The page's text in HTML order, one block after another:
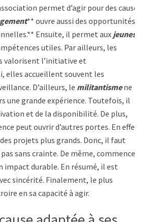
permet d’agir pour des causes
** ouvre aussi des opportunités
Ensuite, il permet aux jeunes
utiles. Par ailleurs, les
valorisent l’initiative et
elles accueillent souvent les
D’ailleurs, le militantismene
une grande expérience. Toutefois, il
et de la disponibilité. De plus,
peut ouvrir d’autres portes. En effet,
projets plus grands. Donc, il faut
sans crainte. De même, commencer
impact durable. En résumé, il est
sincérité. Finalement, le plus
en sa capacité à agir.